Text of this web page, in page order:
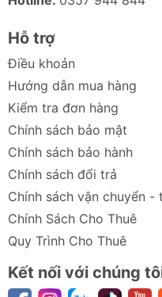
Hỗ trợ
Điều khoản
Hướng dẫn mua hàng
Kiểm tra đơn hàng
Chính sách bảo mật
Chính sách bảo hành
Chính sách đổi trả
Chính sách vận chuyển -
Chính Sách Cho Thuê
Quy Trình Cho Thuê
Kết nối với chúng